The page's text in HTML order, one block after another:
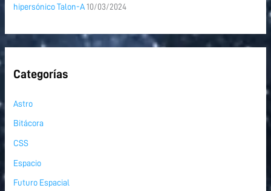
hipersónico Talon-A 10/03/2024
Categorías
Astro
Bitácora
CSS
Espacio
Futuro Espacial